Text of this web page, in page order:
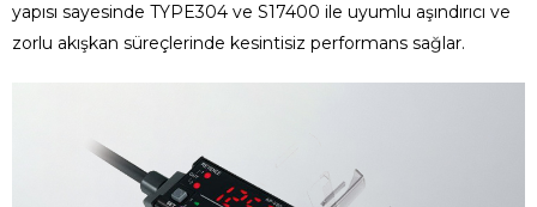
yapısı sayesinde TYPE304 ve S17400 ile uyumlu aşındırıcı ve
zorlu akışkan süreçlerinde kesintisiz performans sağlar.